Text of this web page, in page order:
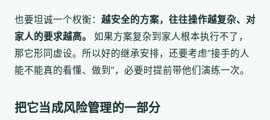
也要坦诚一个权衡： 越安全的方案，往往操作越复杂、对
家人的要求越高。
如果方案复杂到家人根本执行不了，
那它形同虚设。所以好的继承安排，还要考虑“接手的人
能不能真的看懂、做到”，必要时提前带他们演练一次。
把它当成风险管理的一部分